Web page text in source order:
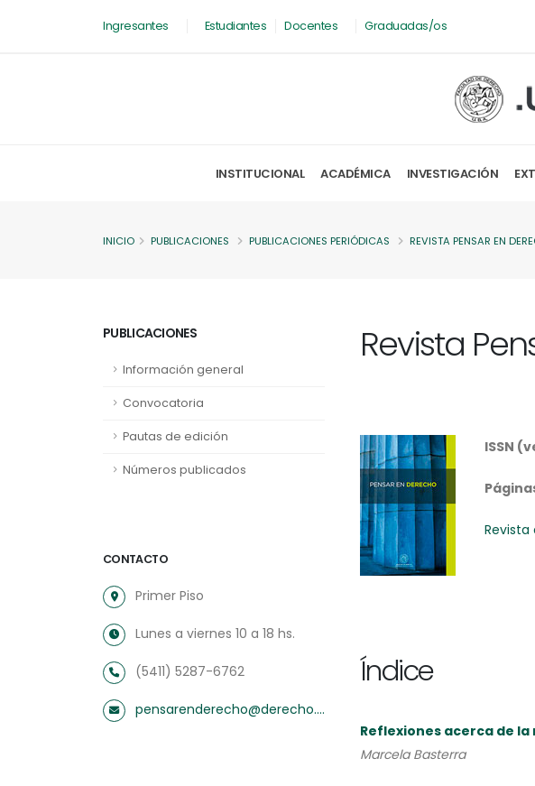
Ingresantes Estudiantes Docentes Graduadas/os
INSTITUCIONAL ACADÉMICA INVESTIGACIÓN
INICIO PUBLICACIONES PUBLICACIONES PERIÓDICAS REVISTA PENSAR EN
PUBLICACIONES
Información general
Convocatoria
Pautas de edición
Números publicados
CONTACTO
Primer Piso
Lunes a viernes 10 a 18 hs.
(5411) 5287-6762
pensarenderecho@derecho.uba.ar
Revista
ISSN
Índice
Reflexiones acerca de
Marcela Basterra